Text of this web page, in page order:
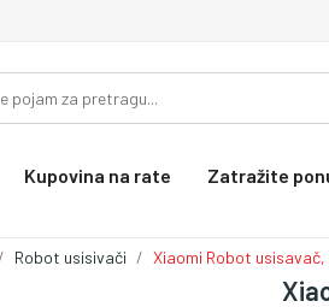
Kupovina na rate Zatražite
Robot usisivači Xiaomi Robot usisavač,